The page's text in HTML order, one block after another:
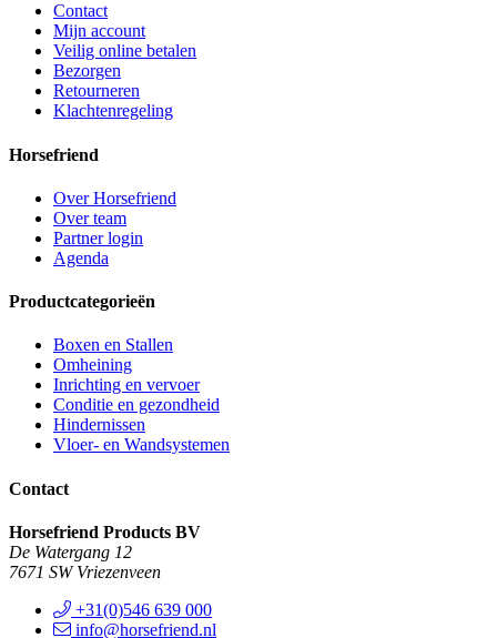
Contact
Mijn account
Veilig online betalen
Bezorgen
Retourneren
Klachtenregeling
Horsefriend
Over Horsefriend
Over team
Partner login
Agenda
Productcategorieën
Boxen en Stallen
Omheining
Inrichting en vervoer
Conditie en gezondheid
Hindernissen
Vloer- en Wandsystemen
Contact
Horsefriend Products BV
De Watergang 12
7671 SW Vriezenveen
+31(0)546 639 000
info@horsefriend.nl